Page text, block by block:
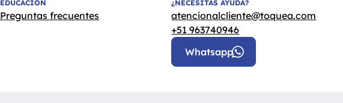
EDUCACIÓN
Preguntas frecuentes
¿NECESITAS AYUDA?
atencionalcliente@toquea.com
+51 963740946
Whatsapp